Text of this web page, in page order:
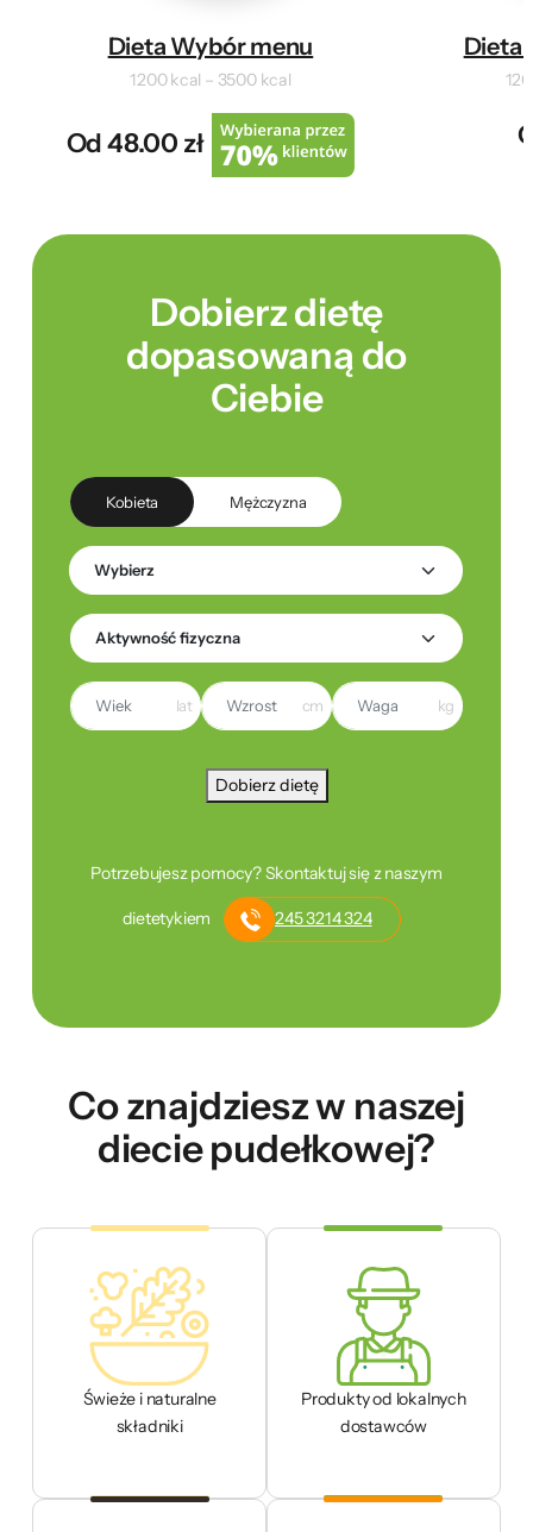
Dieta Wybór menu
1200 kcal – 3500 kcal
Od 48.00 zł
Dieta
Dobierz dietę
dopasowaną do
Ciebie
Kobieta Mężczyzna
lat cm kg
Dobierz dietę
Potrzebujesz pomocy? Skontaktuj się z naszym
dietetykiem 245 3214 324
Co znajdziesz w naszej
diecie pudełkowej?
Świeże i naturalne
składniki
Produkty od lokalnych
dostawców